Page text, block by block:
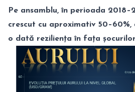
Pe ansamblu, în perioada
crescut cu aproximativ 50–60%,
o dată reziliența în fața